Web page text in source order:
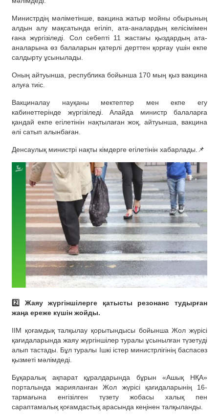
Министрдің мәліметінше, вакцина жатыр мойны обырының
алдын алу мақсатында егіліп, ата-аналардың келісімімен
ғана жүргізіледі. Сол себепті 11 жастағы қыздардың ата-
аналарына өз балаларын қатерлі дерттен қорғау үшін екпе
салдырту ұсынылады.
Оның айтуынша, республика бойынша 170 мың қыз вакцина
алуға тиіс.
Вакциналау науқаны мектептер мен екпе егу
кабинеттерінде жүргізіледі. Алайда министр балаларға
қандай екпе егілетінін нақтылаған жоқ, айтуынша, вакцина
әлі сатып алынбаған.
Денсаулық министрі нақты кімдерге егілетінін хабарлады.📌
2️⃣ Жаяу жүргіншілерге қатысты резонанс тудырған
жаңа ереже күшін жойды.
ІІМ қоғамдық талқылау қорытындысы бойынша Жол жүрісі
қағидаларында жаяу жүргіншілер туралы ұсынылған түзетуді
алып тастады. Бұл туралы Ішкі істер министрлігінің баспасөз
қызметі мәлімдеді.
Бұқаралық ақпарат құралдарында бұрын «Ашық НҚА»
порталында жарияланған Жол жүрісі қағидаларынің 16-
тармағына енгізілген түзету жобасы халық пен
сараптамалық қоғамдастық арасында кеңінен талқыланды.